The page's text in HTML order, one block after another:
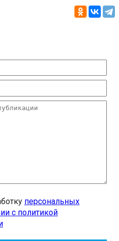
персональных
с политикой